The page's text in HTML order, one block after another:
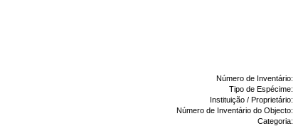
Número de Inventário:
Tipo de Espécime:
Instituição / Proprietário:
Número de Inventário do Objecto:
Categoria: